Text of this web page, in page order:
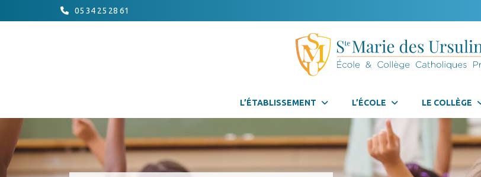
05 34 25 28 61
L’ÉTABLISSEMENT L’ÉCOLE LE COLLÈGE